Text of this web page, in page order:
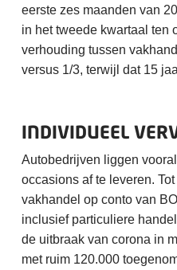
eerste zes maanden van
in het tweede kwartaal ten
verhouding tussen
versus 1/3, terwijl dat 15
INDIVIDUEEL
Autobedrijven liggen
occasions af te leveren.
vakhandel op conto van
inclusief particuliere
de uitbraak van corona in
met ruim 120.000